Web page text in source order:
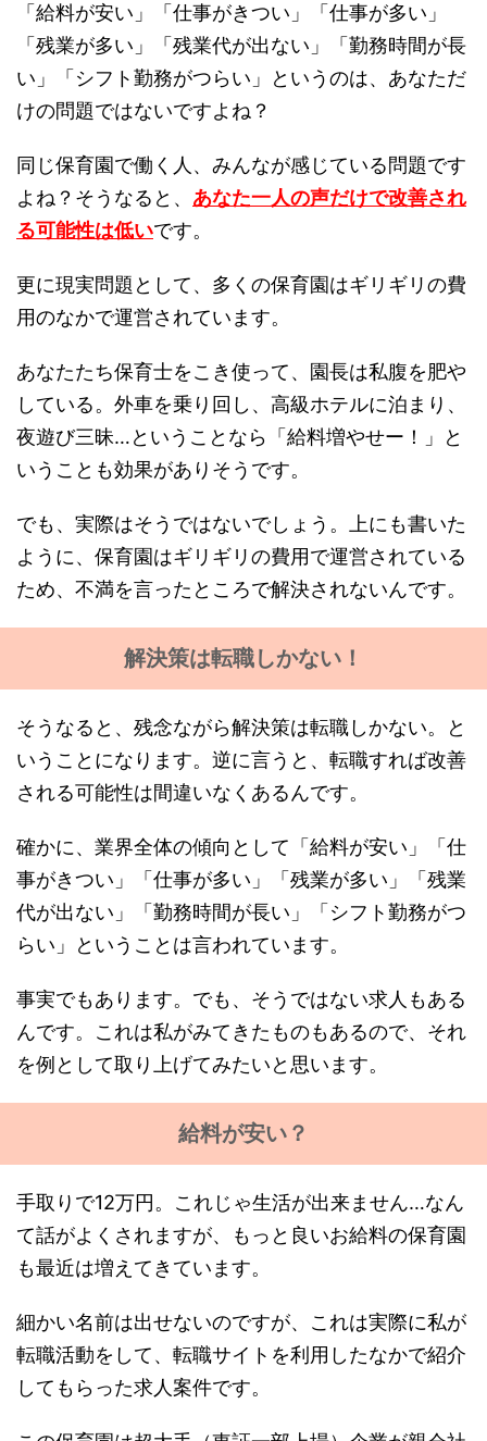
「給料が安い」「仕事がきつい」「仕事が多い」
「残業が多い」「残業代が出ない」「勤務時間が長
い」「シフト勤務がつらい」というのは、あなただ
けの問題ではないですよね？
同じ保育園で働く人、みんなが感じている問題です
よね？そうなると、 あなた一人の声だけで改善され
る可能性は低いです。
更に現実問題として、多くの保育園はギリギリの費
用のなかで運営されています。
あなたたち保育士をこき使って、園長は私腹を肥や
している。外車を乗り回し、高級ホテルに泊まり、
夜遊び三昧…ということなら「給料増やせー！」と
いうことも効果がありそうです。
でも、実際はそうではないでしょう。上にも書いた
ように、保育園はギリギリの費用で運営されている
ため、不満を言ったところで解決されないんです。
解決策は転職しかない！
そうなると、残念ながら解決策は転職しかない。と
いうことになります。逆に言うと、転職すれば改善
される可能性は間違いなくあるんです。
確かに、業界全体の傾向として「給料が安い」「仕
事がきつい」「仕事が多い」「残業が多い」「残業
代が出ない」「勤務時間が長い」「シフト勤務がつ
らい」ということは言われています。
事実でもあります。でも、そうではない求人もある
んです。これは私がみてきたものもあるので、それ
を例として取り上げてみたいと思います。
給料が安い？
手取りで12万円。これじゃ生活が出来ません…なん
て話がよくされますが、もっと良いお給料の保育園
も最近は増えてきています。
細かい名前は出せないのですが、これは実際に私が
転職活動をして、転職サイトを利用したなかで紹介
してもらった求人案件です。